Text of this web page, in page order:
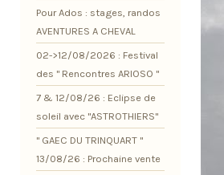
Pour Ados : stages, randos
AVENTURES A CHEVAL
02->12/08/2026 : Festival
des " Rencontres ARIOSO "
7 & 12/08/26 : Eclipse de
soleil avec "ASTROTHIERS"
" GAEC DU TRINQUART "
13/08/26 : Prochaine vente